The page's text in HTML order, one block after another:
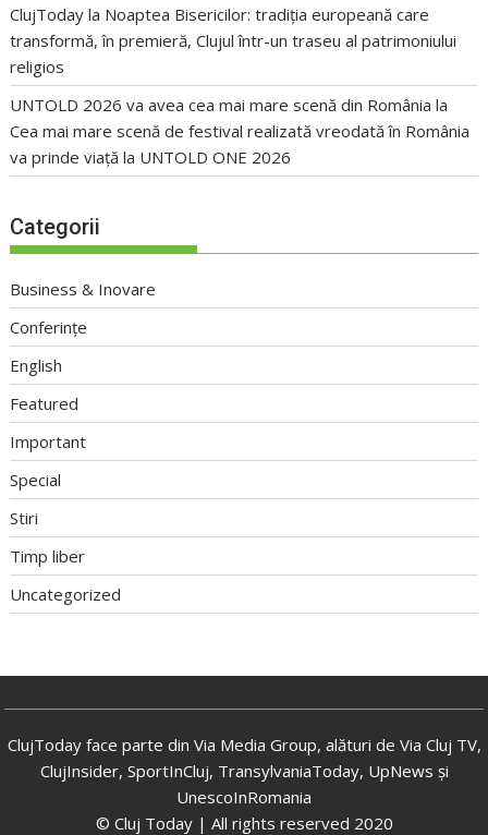
ClujToday la Noaptea Bisericilor: tradiția europeană care
transformă, în premieră, Clujul într-un traseu al patrimoniului
religios
UNTOLD 2026 va avea cea mai mare scenă din România la
Cea mai mare scenă de festival realizată vreodată în România
va prinde viață la UNTOLD ONE 2026
Categorii
Business & Inovare
Conferințe
English
Featured
Important
Special
Stiri
Timp liber
Uncategorized
ClujToday face parte din Via Media Group, alături de Via Cluj TV,
ClujInsider, SportInCluj, TransylvaniaToday, UpNews și
UnescoInRomania
© Cluj Today | All rights reserved 2020